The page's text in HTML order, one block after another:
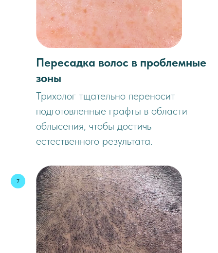
Пересадка волос в проблемные
зоны
Трихолог тщательно переносит
подготовленные графты в области
облысения, чтобы достичь
естественного результата.